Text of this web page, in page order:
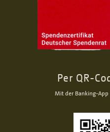
Per QR-
Mit der Banking-App